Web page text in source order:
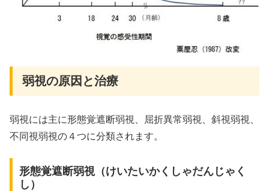
弱視の原因と治療
弱視には主に形態覚遮断弱視、屈折異常弱視、斜視弱視、
不同視弱視の４つに分類されます。
形態覚遮断弱視（けいたいかくしゃだんじゃく
し）